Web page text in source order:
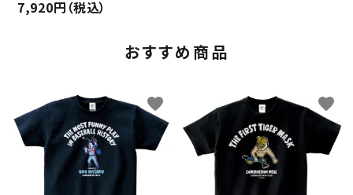
7,920円（税込）
おすすめ商品
favorite favorite